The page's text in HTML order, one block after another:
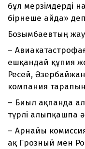
бұл мерзімдерді
бірнеше айда»
Бозымбаевтың
–
ешқандай құпия
Ресей,
компания
– Биыл ақпанда
түрлі алыпқашпа
– Арнайы
ақ Грозный мен